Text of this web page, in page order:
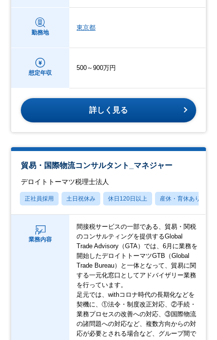
勤務地
東京都
想定年収
500～900万円
詳しく見る
貿易・国際物流コンサルタント_マネジャー
デロイトトーマツ税理士法人
正社員採用 土日祝休み 休日120日以上 産休・育休あり
業務内容
間接税サービスの一部である、貿易・関税
のコンサルティングを提供するGlobal
Trade Advisory（GTA）では、6月に業務を
開始したデロイトトーマツGTB（Global
Trade Bureau）と一体となって、貿易に関
する一元化窓口としてアドバイザリー業務
を行っています。
足元では、withコロナ時代の長期化などを
契機に、①法令・制度改正対応、②手続・
業務プロセスの改善への対応、③国際物流
の諸問題への対応など、複数方向からの対
応が必要とされる場合など、グループ間で